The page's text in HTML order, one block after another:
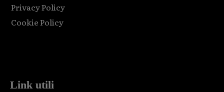
Privacy Policy
Cookie Policy
Link utili